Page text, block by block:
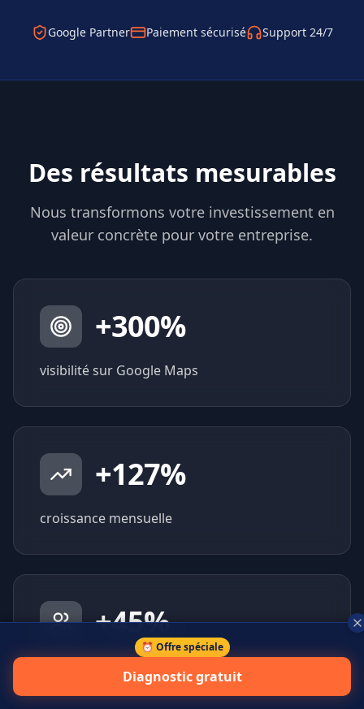
Google Partner Paiement sécurisé Support 24/7
Des résultats mesurables
Nous transformons votre investissement en
valeur concrète pour votre entreprise.
+300%
visibilité sur Google Maps
+127%
croissance mensuelle
+45%
⏰ Offre spéciale
Diagnostic gratuit